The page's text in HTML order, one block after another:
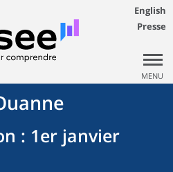
English
Presse
MENU
: 1er janvier